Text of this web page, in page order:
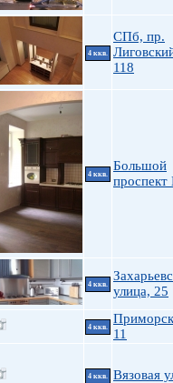
4 ккв.
СПб, пр.
118
4 ккв.
Большой
4 ккв.
улица, 25
4 ккв.
11
4 ккв. Вязовая